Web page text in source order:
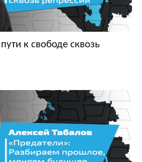
к свободе сквозь